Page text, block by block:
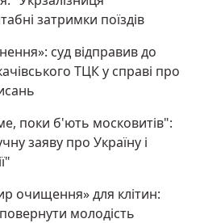
затримки поїздів
суд відправив до
ТЦК у справі про
поки б'ють московитів":
заяву про Україну і
очищення» для клітин:
молодість